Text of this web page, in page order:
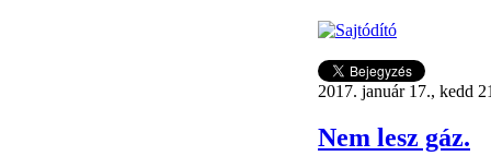
2017. január 17., kedd
Nem lesz gáz.